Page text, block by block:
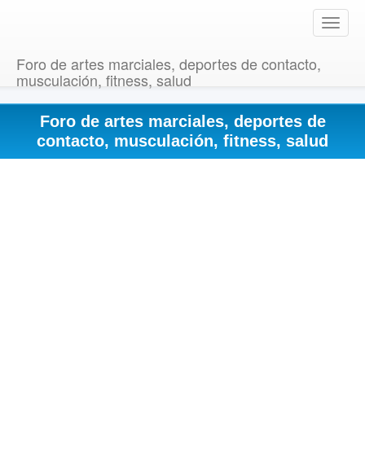
T
o
e
v
Foro de artes marciales, deportes de contacto,
musculación, fitness, salud
Foro de artes marciales, deportes de
contacto, musculación, fitness, salud